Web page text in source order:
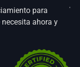
para
ahora y